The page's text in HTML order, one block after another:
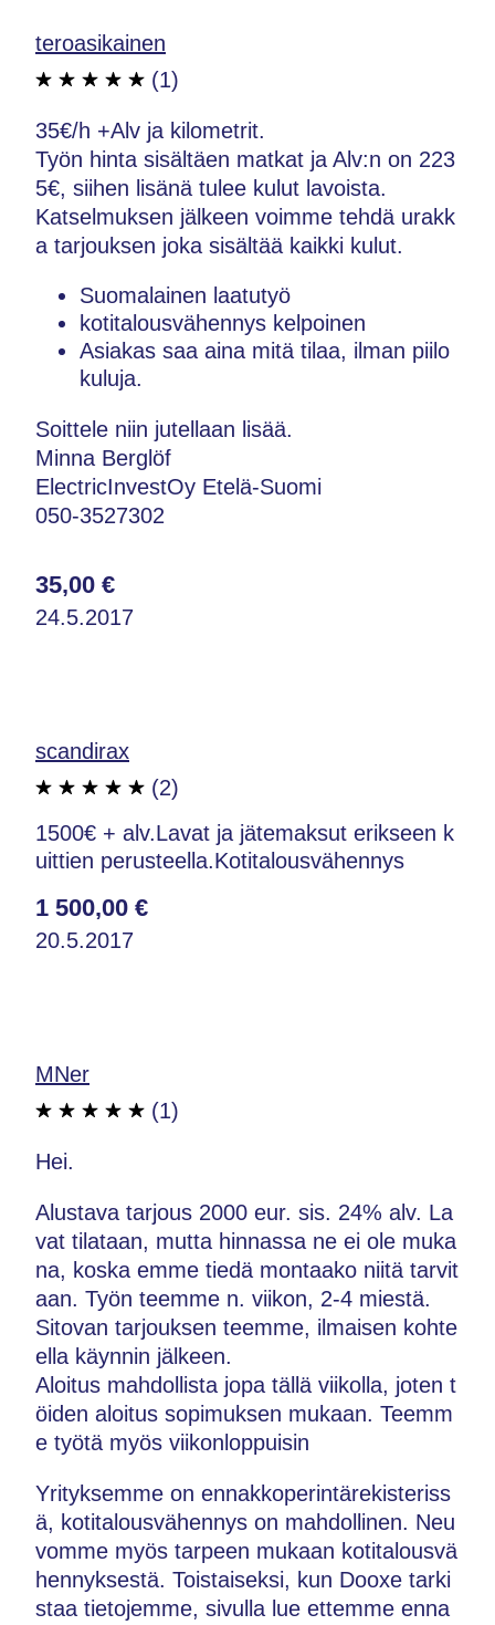
teroasikainen
(1)
35€/h +Alv ja kilometrit.
Työn hinta sisältäen matkat ja Alv:n on 223
5€, siihen lisänä tulee kulut lavoista.
Katselmuksen jälkeen voimme tehdä urakk
a tarjouksen joka sisältää kaikki kulut.
Suomalainen laatutyö
kotitalousvähennys kelpoinen
Asiakas saa aina mitä tilaa, ilman piilo
kuluja.
Soittele niin jutellaan lisää.
Minna Berglöf
ElectricInvestOy Etelä-Suomi
050-3527302
35,00 €
24.5.2017
scandirax
(2)
1500€ + alv.Lavat ja jätemaksut erikseen k
uittien perusteella.Kotitalousvähennys
1 500,00 €
20.5.2017
MNer
(1)
Hei.
Alustava tarjous 2000 eur. sis. 24% alv. La
vat tilataan, mutta hinnassa ne ei ole muka
na, koska emme tiedä montaako niitä tarvit
aan. Työn teemme n. viikon, 2-4 miestä.
Sitovan tarjouksen teemme, ilmaisen kohte
ella käynnin jälkeen.
Aloitus mahdollista jopa tällä viikolla, joten t
öiden aloitus sopimuksen mukaan. Teemm
e työtä myös viikonloppuisin
Yrityksemme on ennakkoperintärekisteriss
ä, kotitalousvähennys on mahdollinen. Neu
vomme myös tarpeen mukaan kotitalousvä
hennyksestä. Toistaiseksi, kun Dooxe tarki
staa tietojemme, sivulla lue ettemme enna